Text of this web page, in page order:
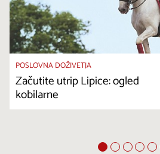
POSLOVNA DOŽIVETJA
Začutite utrip Lipice: ogled
kobilarne